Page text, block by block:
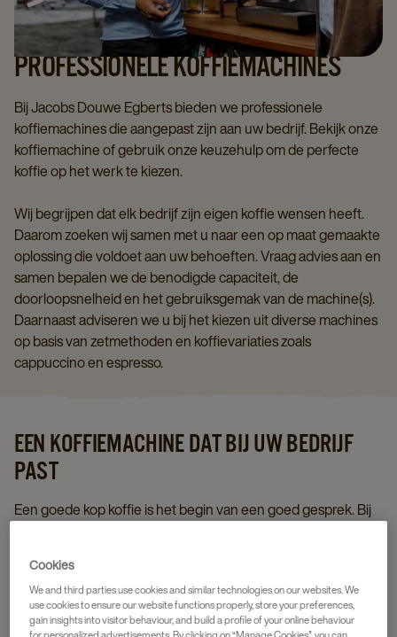
PROFESSIONELE KOFFIEMACHINES
Bij Jacobs Douwe Egberts bieden we professionele
koffiemachines die aangepast zijn aan uw bedrijf. Bekijk onze
koffiemachine of gebruik onze keuzehulp om de perfecte
koffie op het werk te kiezen.
Wij begrijpen dat elk bedrijf zijn eigen koffie wensen heeft.
Daarom zoeken wij samen met u naar een op maat gemaakte
oplossing die voldoet aan uw behoeften. Vraag advies aan en
samen bepalen we de benodigde capaciteit, de
doorloopsnelheid en het gebruiksgemak van de machine(s).
Daarnaast adviseren we u bij het kiezen uit diverse machines
op basis van zetmethoden en koffievariaties zoals
cappuccino en espresso.
EEN KOFFIEMACHINE DAT BIJ UW BEDRIJF
PAST
Een goede kop koffie is het begin van een goed gesprek. Bij
u graag de geschikte koffie te vinden voor uw bedrijf.
Ontvang een advies op maat
Cookies
We and third parties use cookies and similar technologies on our websites. We
use cookies to ensure our website functions properly, store your preferences,
gain insights into visitor behaviour, and build a profile of your online behaviour